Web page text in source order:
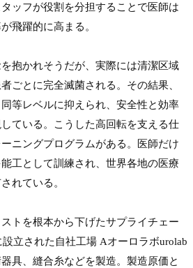
ッフが役割を分担することで医師は
飛躍的に高まる。
抱かれそうだが、実際には清潔区域
ごとに完全滅菌される。その結果、
等レベルに抑えられ、安全性と効率
ている。こうした高回転を支える仕
ニングプログラムがある。医師だけ
工として訓練され、世界各地の医療
れている。
トを根本から下げたサプライチェー
立された自社工場 Aオーロラボurolab
具、縫合糸などを製造。製造原価と